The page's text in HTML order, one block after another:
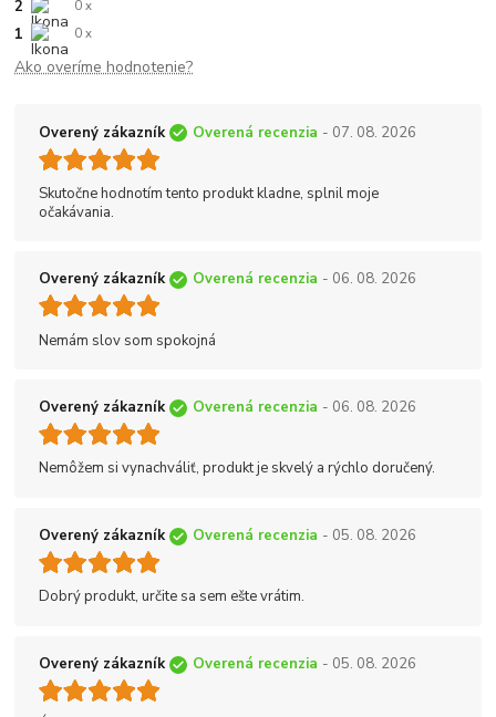
2 0 x
1 0 x
Ako overíme hodnotenie?
Overený zákazník Overená recenzia - 07. 08. 2026
Skutočne hodnotím tento produkt kladne, splnil moje
očakávania.
Overený zákazník Overená recenzia - 06. 08. 2026
Nemám slov som spokojná
Overený zákazník Overená recenzia - 06. 08. 2026
Nemôžem si vynachváliť, produkt je skvelý a rýchlo doručený.
Overený zákazník Overená recenzia - 05. 08. 2026
Dobrý produkt, určite sa sem ešte vrátim.
Overený zákazník Overená recenzia - 05. 08. 2026